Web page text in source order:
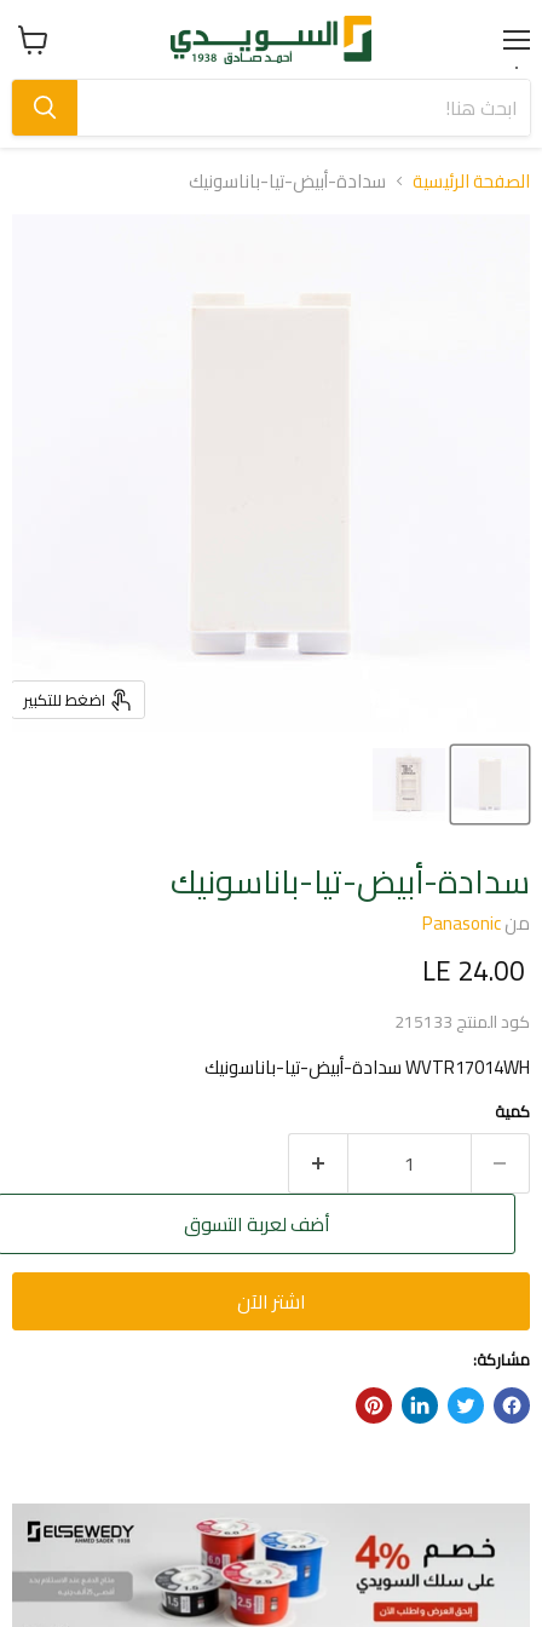
Menu عرض
سلة
الصفحة الرئيسية سدادة-أبيض-تيا-باناسونيك
اضغط للتكبير
سدادة-أبيض-تيا-باناسونيك
منPanasonic
السعر الحالي
LE 24.00
كود المنتج215133
WVTR17014WH سدادة-أبيض-تيا-باناسونيك
كمية
أضف لعربة التسوق
اشتر الآن
مشاركة: